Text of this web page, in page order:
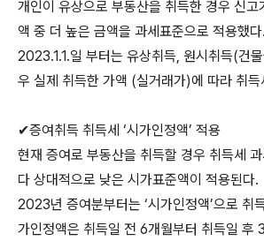
개인이 유상으로 부동산을 취득한 경우 신고
액 중 더 높은 금액을 과세표준으로 적용했다.
2023.1.1.일 부터는 유상취득, 원시취득(건
우 실제 취득한 가액 (실거래가)에 따라 취
✔증여취득 취득세 ‘시가인정액’ 적용
현재 증여로 부동산을 취득할 경우 취득세
다 상대적으로 낮은 시가표준액이 적용된다.
2023년 증여분부터는 ‘시가인정액’으로 취
가인정액은 취득일 전 6개월부터 취득일 후